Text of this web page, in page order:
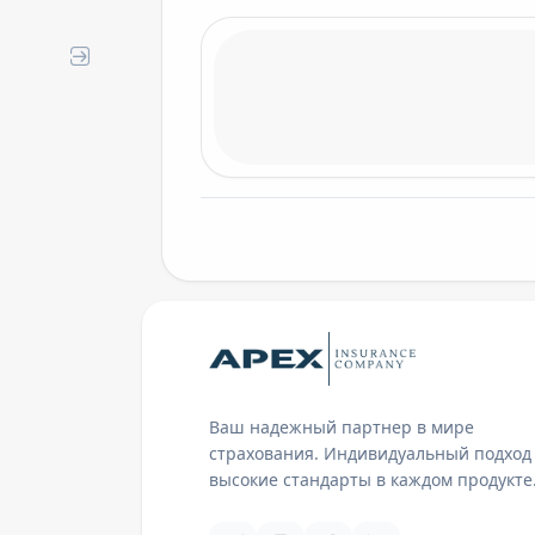
Ваш надежный партнер в мире
страхования. Индивидуальный подход
высокие стандарты в каждом продукте.
RUSSIAN FEDERATION